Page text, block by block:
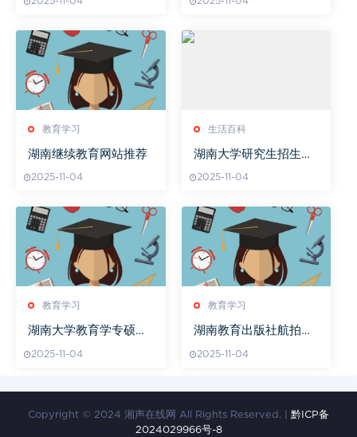
教育学习
湖南继续教育网站推荐
2025-11-04
生活百科
湖南大学研究生招生专
2025-11-04
教育学习
湖南大学教育学专硕真
2025-11-04
教育学习
湖南教育出版社航拍校
2025-11-04
Copyright © 2024 湘声在线网 All Rights Reserved. | 黔ICP备
2024029966号-8